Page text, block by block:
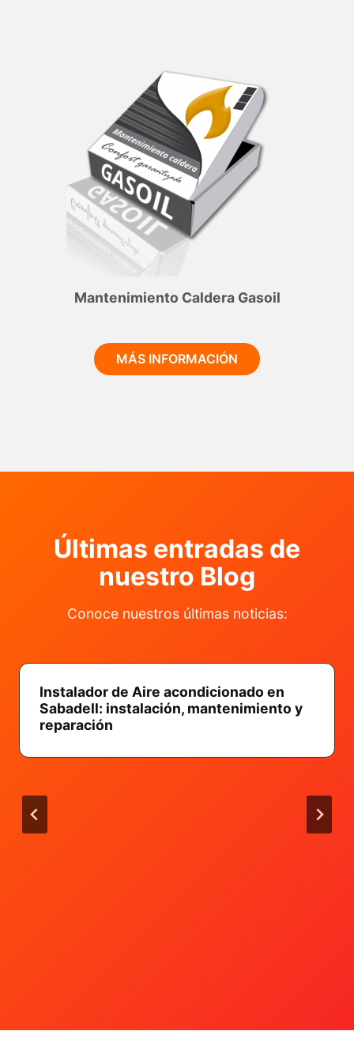
Mantenimiento Caldera Gasoil
MÁS INFORMACIÓN
Últimas entradas de
nuestro Blog
Conoce nuestros últimas noticias: